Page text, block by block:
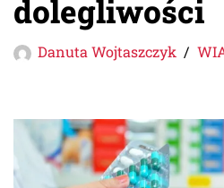
dolegliwości
Danuta Wojtaszczyk